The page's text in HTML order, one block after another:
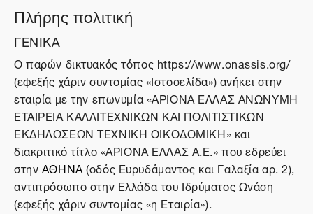
Πλήρης πολιτική
ΓΕΝΙΚΑ
O παρών δικτυακός τόπος https://www.onassis.org/
(εφεξής χάριν συντομίας «Ιστοσελίδα») ανήκει στην
εταιρία με την επωνυμία «ΑΡΙΟΝΑ ΕΛΛΑΣ ΑΝΩΝΥΜΗ
ΕΤΑΙΡΕΙΑ ΚΑΛΛΙΤΕΧΝΙΚΩΝ ΚΑΙ ΠΟΛΙΤΙΣΤΙΚΩΝ
ΕΚΔΗΛΩΣΕΩΝ ΤΕΧΝΙΚΗ ΟΙΚΟΔΟΜΙΚΗ» και
διακριτικό τίτλο «ΑΡΙΟΝΑ ΕΛΛΑΣ Α.Ε.» που εδρεύει
στηνΑΘΗΝΑ(οδός Ευρυδάμαντος και Γαλαξία αρ. 2),
αντιπρόσωπο στην Ελλάδα του Ιδρύματος Ωνάση
(εφεξής χάριν συντομίας «η Εταιρία»).